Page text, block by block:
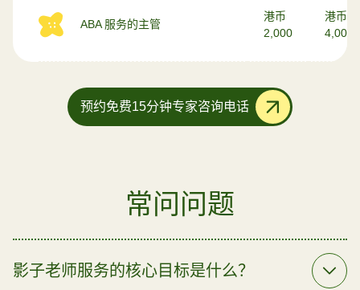
ABA 服务的主管
港币
2,000
港币
4,000
预约免费15分钟专家咨询电话
常问问题
影子老师服务的核心目标是什么？